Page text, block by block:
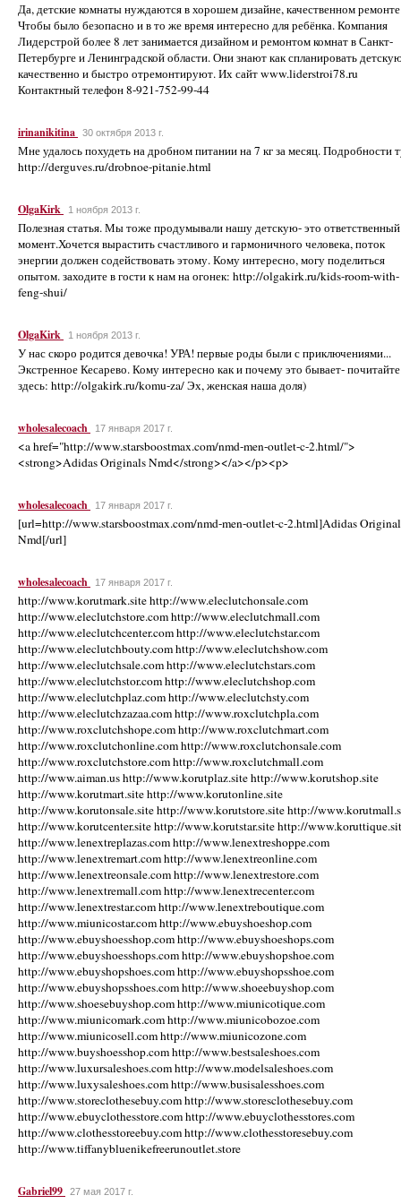
Да, детские комнаты нуждаются в хорошем дизайне, качественном
Чтобы было безопасно и в то же время интересно для ребёнка. Компания
Лидерстрой более 8 лет занимается дизайном и ремонтом комнат в Санкт-
Петербурге и Ленинградской области. Они знают как спланировать
качественно и быстро отремонтируют. Их сайт www.liderstroi78.ru
Контактный телефон 8-921-752-99-44
irinanikitina 30 октября 2013 г.
Мне удалось похудеть на дробном питании на 7 кг за месяц. Подробности
http://derguves.ru/drobnoe-pitanie.html
OlgaKirk 1 ноября 2013 г.
Полезная статья. Мы тоже продумывали нашу детскую- это ответственный
момент.Хочется вырастить счастливого и гармоничного человека, поток
энергии должен содействовать этому. Кому интересно, могу поделиться
опытом. заходите в гости к нам на огонек: http://olgakirk.ru/kids-room-with-
feng-shui/
OlgaKirk 1 ноября 2013 г.
У нас скоро родится девочка! УРА! первые роды были с приключениями...
Экстренное Кесарево. Кому интересно как и почему это бывает- почитайте
здесь: http://olgakirk.ru/komu-za/ Эх, женская наша доля)
wholesalecoach 17 января 2017 г.
<a href="http://www.starsboostmax.com/nmd-men-outlet-c-2.html/">
<strong>Adidas Originals Nmd</strong></a></p><p>
wholesalecoach 17 января 2017 г.
[url=http://www.starsboostmax.com/nmd-men-outlet-c-2.html]Adidas
Nmd[/url]
wholesalecoach 17 января 2017 г.
http://www.korutmark.site http://www.eleclutchonsale.com
http://www.eleclutchstore.com http://www.eleclutchmall.com
http://www.eleclutchcenter.com http://www.eleclutchstar.com
http://www.eleclutchbouty.com http://www.eleclutchshow.com
http://www.eleclutchsale.com http://www.eleclutchstars.com
http://www.eleclutchstor.com http://www.eleclutchshop.com
http://www.eleclutchplaz.com http://www.eleclutchsty.com
http://www.eleclutchzazaa.com http://www.roxclutchpla.com
http://www.roxclutchshope.com http://www.roxclutchmart.com
http://www.roxclutchonline.com http://www.roxclutchonsale.com
http://www.roxclutchstore.com http://www.roxclutchmall.com
http://www.aiman.us http://www.korutplaz.site http://www.korutshop.site
http://www.korutmart.site http://www.korutonline.site
http://www.korutonsale.site http://www.korutstore.site http://
http://www.korutcenter.site http://www.korutstar.site http://
http://www.lenextreplazas.com http://www.lenextreshoppe.com
http://www.lenextremart.com http://www.lenextreonline.com
http://www.lenextreonsale.com http://www.lenextrestore.com
http://www.lenextremall.com http://www.lenextrecenter.com
http://www.lenextrestar.com http://www.lenextreboutique.com
http://www.miunicostar.com http://www.ebuyshoeshop.com
http://www.ebuyshoesshop.com http://www.ebuyshoeshops.com
http://www.ebuyshoesshops.com http://www.ebuyshopshoe.com
http://www.ebuyshopshoes.com http://www.ebuyshopsshoe.com
http://www.ebuyshopsshoes.com http://www.shoeebuyshop.com
http://www.shoesebuyshop.com http://www.miunicotique.com
http://www.miunicomark.com http://www.miunicobozoe.com
http://www.miunicosell.com http://www.miunicozone.com
http://www.buyshoesshop.com http://www.bestsaleshoes.com
http://www.luxursaleshoes.com http://www.modelsaleshoes.com
http://www.luxysaleshoes.com http://www.busisalesshoes.com
http://www.storeclothesebuy.com http://www.storesclothesebuy.com
http://www.ebuyclothesstore.com http://www.ebuyclothesstores.com
http://www.clothesstoreebuy.com http://www.clothesstoresebuy.com
http://www.tiffanybluenikefreerunoutlet.store
Gabriel99 27 мая 2017 г.